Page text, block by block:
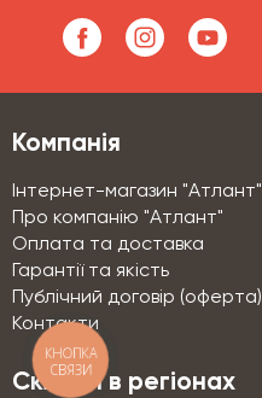
Компанія
Інтернет-магазин "Атлант"
Про компанію "Атлант"
Оплата та доставка
Гарантії та якість
Публічний договір (оферта)
Контакти
Склади в регіонах
КНОПКА
СВЯЗИ